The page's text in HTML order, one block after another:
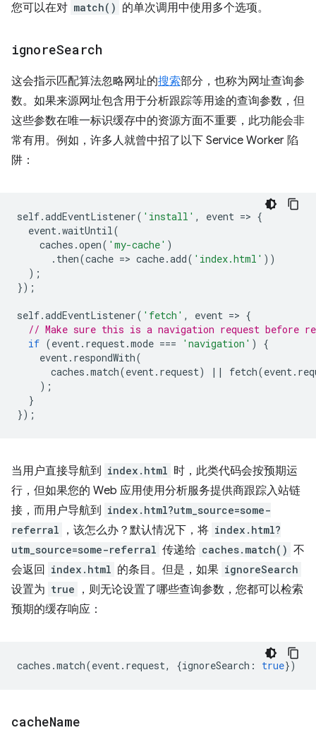
您可以在对 match() 的单次调用中使用多个选项。
ignoreSearch
这会指示匹配算法忽略网址的搜索部分，也称为网址查询参
数。如果来源网址包含用于分析跟踪等用途的查询参数，但
这些参数在唯一标识缓存中的资源方面不重要，此功能会非
常有用。例如，许多人就曾中招了以下 Service Worker 陷
阱：
self.addEventListener( 'install' , event => {
event.waitUntil(
caches .open( 'my-cache' )
. then(cache => cache.add( 'index.html' ))
);
});
self.addEventListener( 'fetch' , event => {
// Make sure this is a navigation request before
if (event. request.mode === 'navigation' )
{
event. respondWith(
caches .match(event. request) || fetch(event.
);
}
});
当用户直接导航到 index.html 时，此类代码会按预期运
行，但如果您的 Web 应用使用分析服务提供商跟踪入站链
接，而用户导航到 index.html?utm_source=some-
referral
，该怎么办？默认情况下，将 index.html?
utm_source=some-referral 传递给 caches.match() 不
会返回
index.html 的条目。但是，如果 ignoreSearch
设置为 true
，则无论设置了哪些查询参数，您都可以检索
预期的缓存响应：
caches .match(event. request, {ignoreSearch : true})
cacheName